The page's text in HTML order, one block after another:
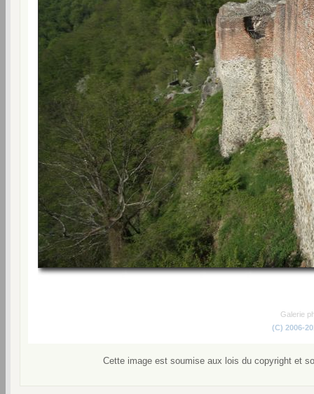
Galerie
(C) 2006-
Cette image est soumise aux lois du copyright et